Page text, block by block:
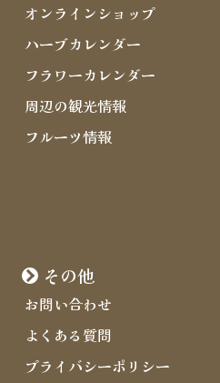
オンラインショップ
ハーブカレンダー
フラワーカレンダー
周辺の観光情報
フルーツ情報
その他
お問い合わせ
よくある質問
プライバシーポリシー